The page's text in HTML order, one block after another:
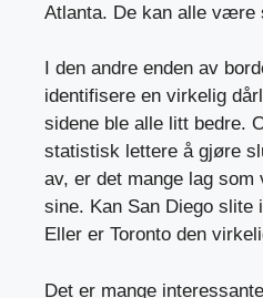
Atlanta. De kan alle være
I den andre enden av
identifisere en virkelig
sidene ble alle litt bedre.
statistisk lettere å gjøre
av, er det mange lag
sine. Kan San Diego slite
Eller er Toronto den
Det er mange